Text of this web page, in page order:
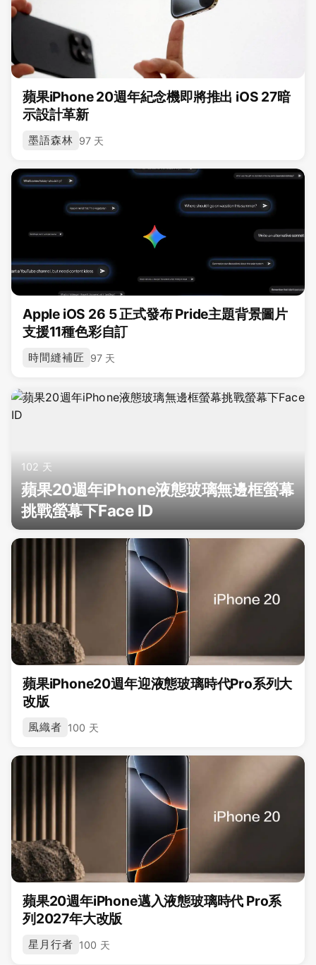
蘋果iPhone 20週年紀念機即將推出 iOS 27暗
示設計革新
墨語森林 97 天
Apple iOS 26 5 正式發布 Pride主題背景圖片
支援11種色彩自訂
時間縫補匠 97 天
102 天
蘋果20週年iPhone液態玻璃無邊框螢幕
挑戰螢幕下Face ID
蘋果iPhone20週年迎液態玻璃時代Pro系列大
改版
風織者 100 天
蘋果20週年iPhone邁入液態玻璃時代 Pro系
列2027年大改版
星月行者 100 天